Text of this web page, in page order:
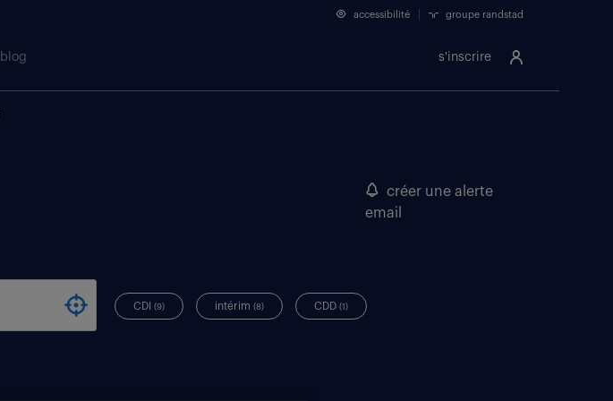
s'inscrire
accessibilité groupe randstad
blog
créer une alerte
email
CDI(9) intérim(8) CDD(1)